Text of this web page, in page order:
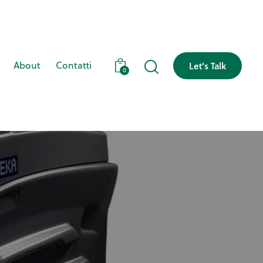
About Contatti 0 Let's Talk